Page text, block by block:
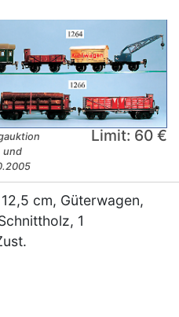
und
Limit: 60 €
cm, Güterwagen,
1